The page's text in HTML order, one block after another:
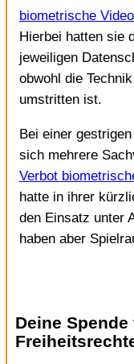
biometrische
Hierbei hatten sie
jeweiligen
obwohl die
umstritten ist.
Bei einer
sich mehrere
Verbot
hatte in ihrer
den Einsatz unter
haben aber
Deine